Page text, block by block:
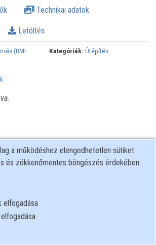
Technikai adatok
Letöltés
(BME
Kategóriák: Útépítés
a működéshez elengedhetetlen sütiket
és zökkenőmentes böngészés érdekében.
elfogadása